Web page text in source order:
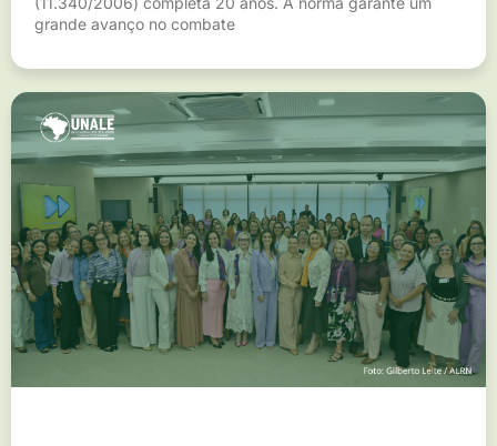
grande avanço no combate